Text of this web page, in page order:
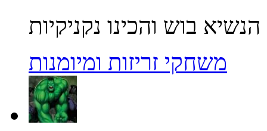
משחקי זריזות ומיומנות